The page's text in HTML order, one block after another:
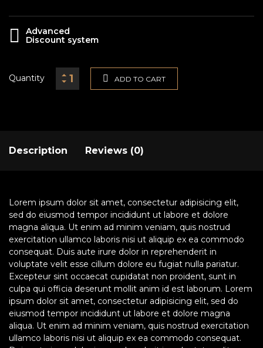
Advanced
Discount system
Quantity ADD TO CART
Description Reviews (0)
Lorem ipsum dolor sit amet, consectetur adipisicing elit,
sed do eiusmod tempor incididunt ut labore et dolore
magna aliqua. Ut enim ad minim veniam, quis nostrud
exercitation ullamco laboris nisi ut aliquip ex ea commodo
consequat. Duis aute irure dolor in reprehenderit in
voluptate velit esse cillum dolore eu fugiat nulla pariatur.
Excepteur sint occaecat cupidatat non proident, sunt in
culpa qui officia deserunt mollit anim id est laborum. Lorem
ipsum dolor sit amet, consectetur adipisicing elit, sed do
eiusmod tempor incididunt ut labore et dolore magna
aliqua. Ut enim ad minim veniam, quis nostrud exercitation
ullamco laboris nisi ut aliquip ex ea commodo consequat.